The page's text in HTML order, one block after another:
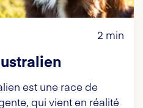
2 min
est une race de
qui vient en réalité